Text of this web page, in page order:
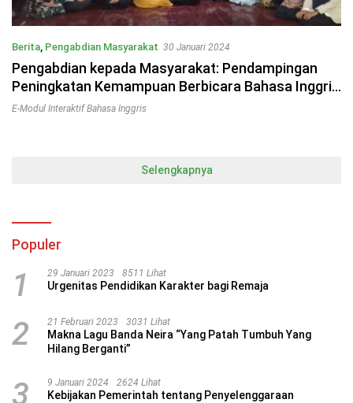
Berita, Pengabdian Masyarakat 30 Januari 2024
Pengabdian kepada Masyarakat: Pendampingan
Peningkatan Kemampuan Berbicara Bahasa Inggris
Santri PPNH melalui E-Modul Interaktif
E-Modul Interaktif Bahasa Inggris
Selengkapnya
Populer
1 29 Januari 2023 8511 Lihat
Urgenitas Pendidikan Karakter bagi Remaja
2 21 Februari 2023 3031 Lihat
Makna Lagu Banda Neira “Yang Patah Tumbuh Yang
Hilang Berganti”
3 9 Januari 2024 2624 Lihat
Kebijakan Pemerintah tentang Penyelenggaraan